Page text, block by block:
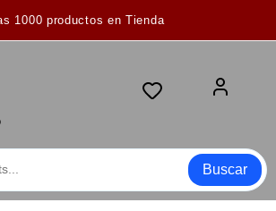
1000 productos en Tienda
Buscar